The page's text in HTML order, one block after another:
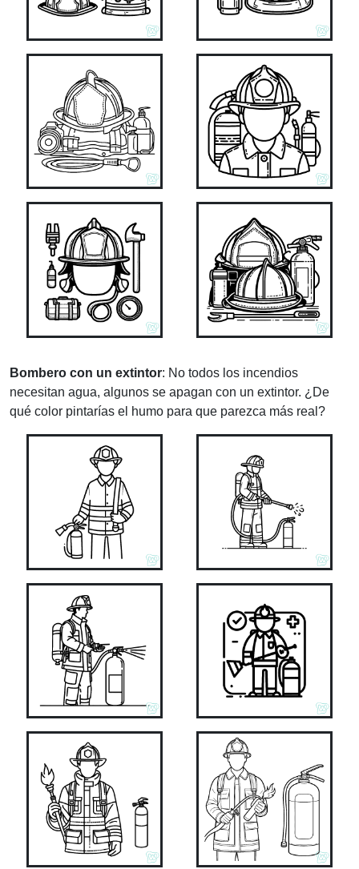
Bombero con un extintor: No todos los incendios
necesitan agua, algunos se apagan con un extintor. ¿De
qué color pintarías el humo para que parezca más real?